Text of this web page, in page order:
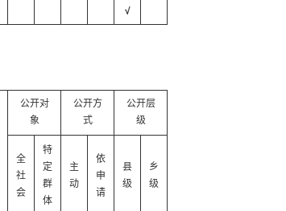
√
公开对
象
公开方
式
公开层
级
全
社
会
特
定
群
体
主
动
依
申
请
县
级
乡
级